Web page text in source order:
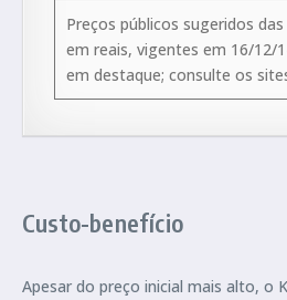
Preços públicos sugeridos
em reais, vigentes em 16/12/
em destaque; consulte os
Custo-benefício
Apesar do preço inicial mais alto, o